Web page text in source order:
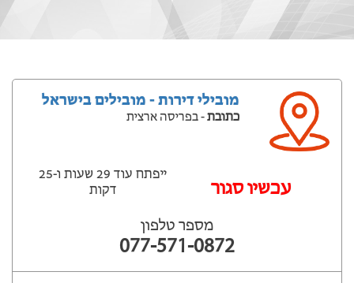
מובילי דירות - מובילים בישראל
כתובת- בפריסה ארצית
עכשיו סגור
ייפתח עוד 29 שעות ‫ו-25
דקות
מספר טלפון
077-571-0872